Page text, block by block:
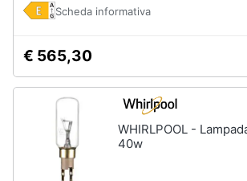
igiene
Beauty
Giocattoli
Prima
infanzia
Scheda informativa
€ 565,30
WHIRLPOOL -
40w